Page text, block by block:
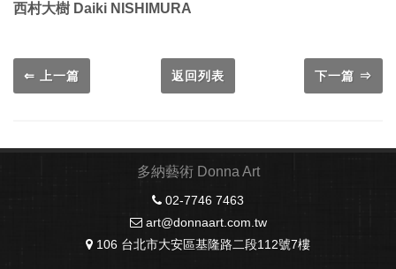
西村大樹 Daiki NISHIMURA
⇐ 上一篇 返回列表 下一篇 ⇒
多納藝術 Donna Art
02-7746 7463
art@donnaart.com.tw
106 台北市大安區基隆路二段112號7樓